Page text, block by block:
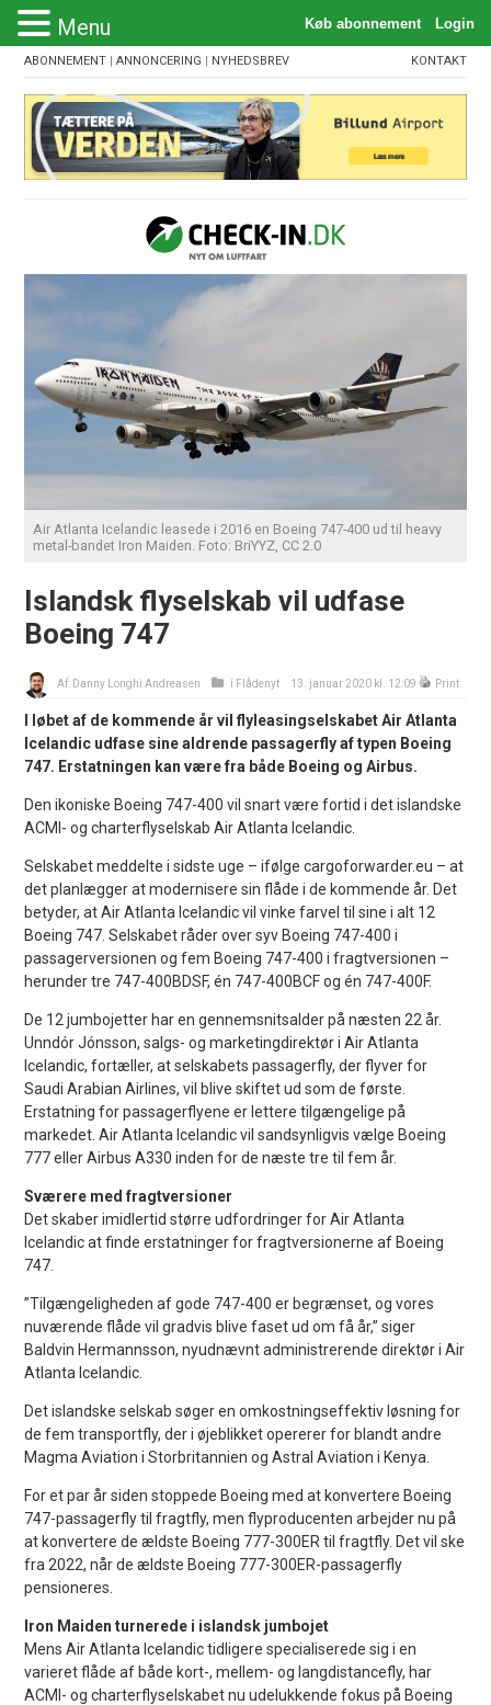
ABONNEMENT |ANNONCERING | NYHEDSBREV KONTAKT
Air Atlanta Icelandic leasede i 2016 en Boeing 747-400 ud til heavy
metal-bandet Iron Maiden. Foto: BriYYZ, CC 2.0
Islandsk flyselskab vil udfase
Boeing 747
Af: Danny Longhi Andreasen i Flådenyt 13. januar 2020 kl. 12:09 Print
I løbet af de kommende år vil flyleasingselskabet Air Atlanta
Icelandic udfase sine aldrende passagerfly af typen Boeing
747. Erstatningen kan være fra både Boeing og Airbus.
Den ikoniske Boeing 747-400 vil snart være fortid i det islandske
ACMI- og charterflyselskab Air Atlanta Icelandic.
Selskabet meddelte i sidste uge – ifølge cargoforwarder.eu – at
det planlægger at modernisere sin flåde i de kommende år. Det
betyder, at Air Atlanta Icelandic vil vinke farvel til sine i alt 12
Boeing 747. Selskabet råder over syv Boeing 747-400 i
passagerversionen og fem Boeing 747-400 i fragtversionen –
herunder tre 747-400BDSF, én 747-400BCF og én 747-400F.
De 12 jumbojetter har en gennemsnitsalder på næsten 22 år.
Unndór Jónsson, salgs- og marketingdirektør i Air Atlanta
Icelandic, fortæller, at selskabets passagerfly, der flyver for
Saudi Arabian Airlines, vil blive skiftet ud som de første.
Erstatning for passagerflyene er lettere tilgængelige på
markedet. Air Atlanta Icelandic vil sandsynligvis vælge Boeing
777 eller Airbus A330 inden for de næste tre til fem år.
Sværere med fragtversioner
Det skaber imidlertid større udfordringer for Air Atlanta
Icelandic at finde erstatninger for fragtversionerne af Boeing
747.
”Tilgængeligheden af ​​gode 747-400 er begrænset, og vores
nuværende flåde vil gradvis blive faset ud om få år,” siger
Baldvin Hermannsson, nyudnævnt administrerende direktør i Air
Atlanta Icelandic.
Det islandske selskab søger en omkostningseffektiv løsning for
de fem transportfly, der i øjeblikket opererer for blandt andre
Magma Aviation i Storbritannien og Astral Aviation i Kenya.
For et par år siden stoppede Boeing med at konvertere Boeing
747-passagerfly til fragtfly, men flyproducenten arbejder nu på
at konvertere de ældste Boeing 777-300ER til fragtfly. Det vil ske
fra 2022, når de ældste Boeing 777-300ER-passagerfly
pensioneres.
Iron Maiden turnerede i islandsk jumbojet
Mens Air Atlanta Icelandic tidligere specialiserede sig i en
varieret flåde af både kort-, mellem- og langdistancefly, har
ACMI- og charterflyselskabet nu udelukkende fokus på Boeing
Menu